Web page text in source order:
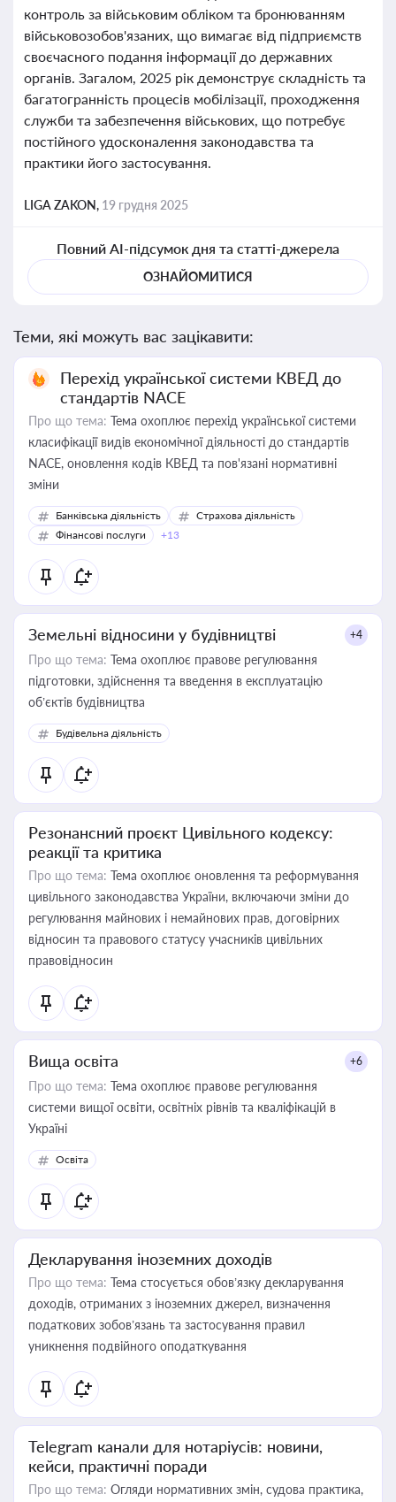
контроль за військовим обліком та бронюванням
військовозобов'язаних, що вимагає від підприємств
своєчасного подання інформації до державних
органів. Загалом, 2025 рік демонструє складність та
багатогранність процесів мобілізації, проходження
служби та забезпечення військових, що потребує
постійного удосконалення законодавства та
практики його застосування.
LIGA ZAKON, 19 грудня 2025
Повний AI-підсумок дня та статті-джерела
ОЗНАЙОМИТИСЯ
Теми, які можуть вас зацікавити:
Перехід української системи КВЕД до
стандартів NACE
Про що тема: Тема охоплює перехід української системи
класифікації видів економічної діяльності до стандартів
NACE, оновлення кодів КВЕД та пов'язані нормативні
зміни
Банківська діяльність
Страхова діяльність
Фінансові послуги
+13
Земельні відносини у будівництві +4
Про що тема: Тема охоплює правове регулювання
підготовки, здійснення та введення в експлуатацію
об’єктів будівництва
Будівельна діяльність
Резонансний проєкт Цивільного кодексу:
реакції та критика
Про що тема: Тема охоплює оновлення та реформування
цивільного законодавства України, включаючи зміни до
регулювання майнових і немайнових прав, договірних
відносин та правового статусу учасників цивільних
правовідносин
Вища освіта +6
Про що тема: Тема охоплює правове регулювання
системи вищої освіти, освітніх рівнів та кваліфікацій в
Україні
Освіта
Декларування іноземних доходів
Про що тема: Тема стосується обов’язку декларування
доходів, отриманих з іноземних джерел, визначення
податкових зобов’язань та застосування правил
уникнення подвійного оподаткування
Telegram канали для нотаріусів: новини,
кейси, практичні поради
Про що тема: Огляди нормативних змін, судова практика,